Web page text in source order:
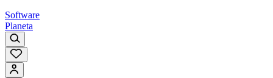
Software
Planeta